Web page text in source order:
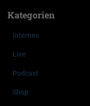
e
Kategorien
Internes
Live
Podcast
Shop